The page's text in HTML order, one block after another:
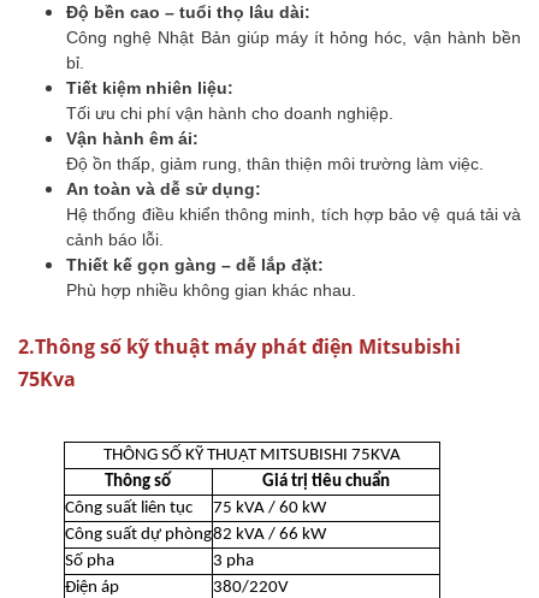
Độ bền cao – tuổi thọ lâu dài:
Công nghệ Nhật Bản giúp máy ít hỏng hóc, vận hành bền
bỉ.
Tiết kiệm nhiên liệu:
Tối ưu chi phí vận hành cho doanh nghiệp.
Vận hành êm ái:
Độ ồn thấp, giảm rung, thân thiện môi trường làm việc.
An toàn và dễ sử dụng:
Hệ thống điều khiển thông minh, tích hợp bảo vệ quá tải và
cảnh báo lỗi.
Thiết kế gọn gàng – dễ lắp đặt:
Phù hợp nhiều không gian khác nhau.
2.Thông số kỹ thuật máy phát điện Mitsubishi
75Kva
THÔNG SỐ KỸ THUẬT MITSUBISHI 75KVA
Thông số
Giá trị tiêu chuẩn
Công suất liên tục
75 kVA / 60 kW
Công suất dự phòng82 kVA / 66 kW
Số pha
3 pha
Điện áp
380/220V